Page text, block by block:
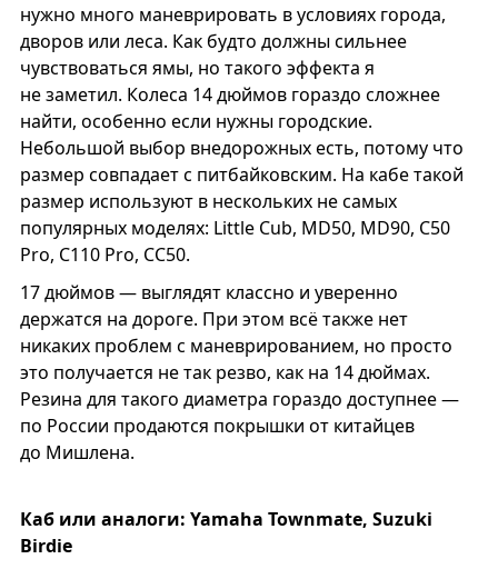
нужно много маневрировать в условиях города,
дворов или леса. Как будто должны сильнее
чувствоваться ямы, но такого эффекта я
не заметил. Колеса 14 дюймов гораздо сложнее
найти, особенно если нужны городские.
Небольшой выбор внедорожных есть, потому что
размер совпадает с питбайковским. На кабе такой
размер используют в нескольких не самых
популярных моделях: Little Cub, MD50, MD90, C50
Pro, С110 Pro, CC50.
17 дюймов — выглядят классно и уверенно
держатся на дороге. При этом всё также нет
никаких проблем с маневрированием, но просто
это получается не так резво, как на 14 дюймах.
Резина для такого диаметра гораздо доступнее —
по России продаются покрышки от китайцев
до Мишлена.
Каб или аналоги: Yamaha Townmate, Suzuki
Birdie